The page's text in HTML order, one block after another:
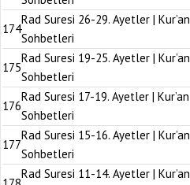
174
Rad Suresi 26-29. Ayetler | Kur’an
Sohbetleri
175
Rad Suresi 19-25. Ayetler | Kur’an
Sohbetleri
176
Rad Suresi 17-19. Ayetler | Kur’an
Sohbetleri
177
Rad Suresi 15-16. Ayetler | Kur’an
Sohbetleri
Rad Suresi 11-14. Ayetler | Kur’an